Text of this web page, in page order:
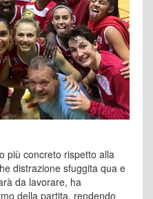
più concreto rispetto alla
distrazione sfuggita qua e
da lavorare, ha
della partita, rendendo